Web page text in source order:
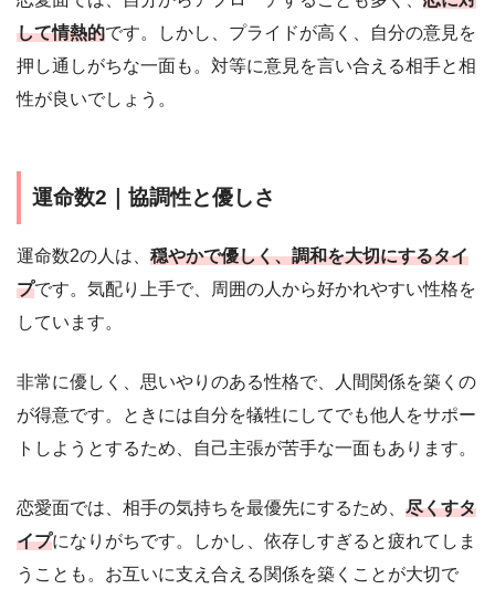
して情熱的です。しかし、プライドが高く、自分の意見を
押し通しがちな一面も。対等に意見を言い合える相手と相
性が良いでしょう。
運命数2｜協調性と優しさ
運命数2の人は、 穏やかで優しく、調和を大切にするタイ
プです。気配り上手で、周囲の人から好かれやすい性格を
しています。
非常に優しく、思いやりのある性格で、人間関係を築くの
が得意です。ときには自分を犠牲にしてでも他人をサポー
トしようとするため、自己主張が苦手な一面もあります。
恋愛面では、相手の気持ちを最優先にするため、 尽くすタ
イプになりがちです。しかし、依存しすぎると疲れてしま
うことも。お互いに支え合える関係を築くことが大切で